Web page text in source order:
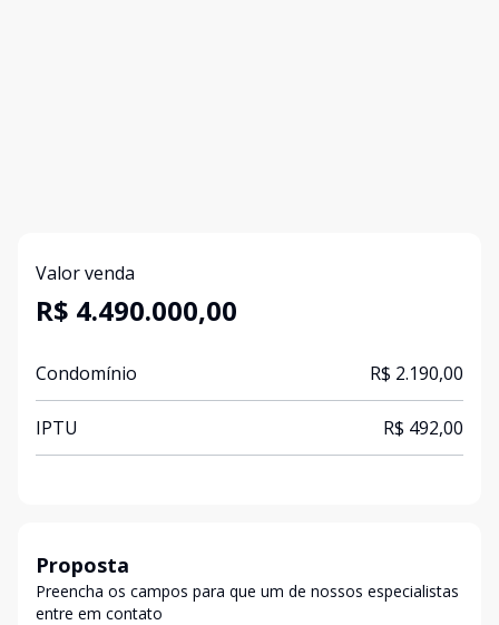
Valor venda
R$ 4.490.000,00
Condomínio R$ 2.190,00
IPTU R$ 492,00
Proposta
Preencha os campos para que um de nossos especialistas
entre em contato